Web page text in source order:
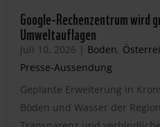
Google-Rechenzentrum
Umweltauflagen
Juli 10, 2026 | Boden,
Presse-Aussendung
Geplante Erweiterung in
Böden und Wasser der